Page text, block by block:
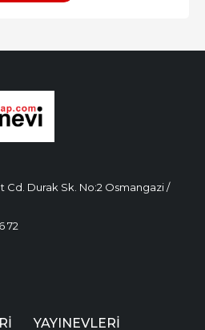
Cd. Durak Sk. No:2 Osmangazi /
72
YAYINEVLERI